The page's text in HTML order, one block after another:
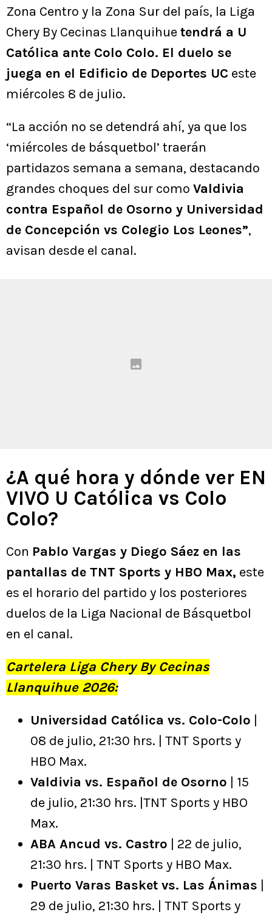
Zona Centro y la Zona Sur del país, la Liga
Chery By Cecinas Llanquihuetendrá a U
Católica ante Colo Colo. El duelo se
juega en el Edificio de Deportes UC este
miércoles 8 de julio.
“La acción no se detendrá ahí, ya que los
‘miércoles de básquetbol’ traerán
partidazos semana a semana, destacando
grandes choques del sur como Valdivia
contra Español de Osorno y Universidad
de Concepción vs Colegio Los Leones”,
avisan desde el canal.
¿A qué hora y dónde ver EN
VIVO U Católica vs Colo
Colo?
Con Pablo Vargas y Diego Sáez en las
pantallas de TNT Sports y HBO Max, este
es el horario del partido y los posteriores
duelos de la Liga Nacional de Básquetbol
en el canal.
Cartelera Liga Chery By Cecinas
Llanquihue 2026:
Universidad Católica vs. Colo-Colo
08 de julio, 21:30 hrs. | TNT Sports y
HBO Max.
Valdivia vs. Español de Osorno | 15
de julio, 21:30 hrs. |TNT Sports y HBO
Max.
ABA Ancud vs. Castro | 22 de julio,
21:30 hrs. | TNT Sports y HBO Max.
Puerto Varas Basket vs. Las Ánimas
29 de julio, 21:30 hrs. | TNT Sports y